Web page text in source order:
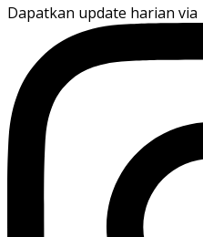
Dapatkan update harian via